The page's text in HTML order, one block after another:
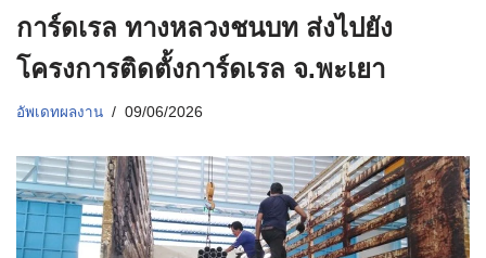
การ์ดเรล ทางหลวงชนบท ส่งไปยัง
โครงการติดตั้งการ์ดเรล จ.พะเยา
อัพเดทผลงาน 09/06/2026